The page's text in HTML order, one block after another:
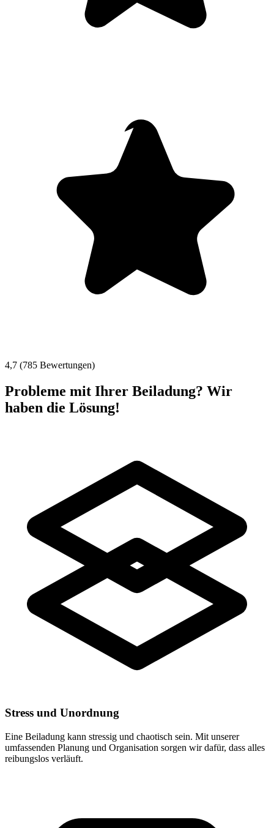
4,7 (785 Bewertungen)
Probleme mit Ihrer Beiladung? Wir
haben die Lösung!
Stress und Unordnung
Eine Beiladung kann stressig und chaotisch sein. Mit unserer
umfassenden Planung und Organisation sorgen wir dafür, dass alles
reibungslos verläuft.